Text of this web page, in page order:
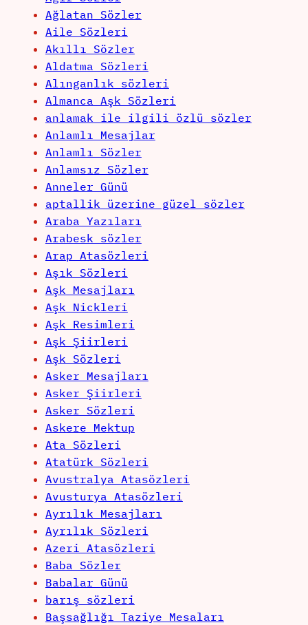
Ağlatan Sözler
Aile Sözleri
Akıllı Sözler
Aldatma Sözleri
Alınganlık sözleri
Almanca Aşk Sözleri
anlamak ile ilgili özlü sözler
Anlamlı Mesajlar
Anlamlı Sözler
Anlamsız Sözler
Anneler Günü
aptallik üzerine güzel sözler
Araba Yazıları
Arabesk sözler
Arap Atasözleri
Aşık Sözleri
Aşk Mesajları
Aşk Nickleri
Aşk Resimleri
Aşk Şiirleri
Aşk Sözleri
Asker Mesajları
Asker Şiirleri
Asker Sözleri
Askere Mektup
Ata Sözleri
Atatürk Sözleri
Avustralya Atasözleri
Avusturya Atasözleri
Ayrılık Mesajları
Ayrılık Sözleri
Azeri Atasözleri
Baba Sözler
Babalar Günü
barış sözleri
Başsağlığı Taziye Mesaları